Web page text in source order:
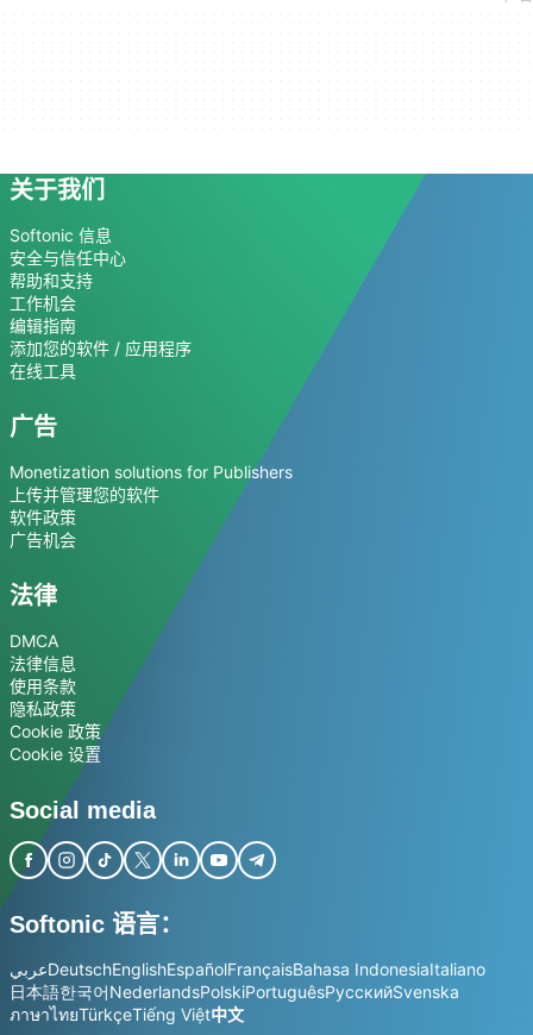
关于我们
Softonic 信息
安全与信任中心
帮助和支持
工作机会
编辑指南
添加您的软件 / 应用程序
在线工具
广告
Monetization solutions for Publishers
上传并管理您的软件
软件政策
广告机会
法律
DMCA
法律信息
使用条款
隐私政策
Cookie 政策
Cookie 设置
Social media
Softonic 语言：
عربيDeutschEnglishEspañolFrançaisBahasa IndonesiaItaliano
日本語한국어NederlandsPolskiPortuguêsРусскийSvenska
ภาษาไทยTürkçeTiếng Việt中文